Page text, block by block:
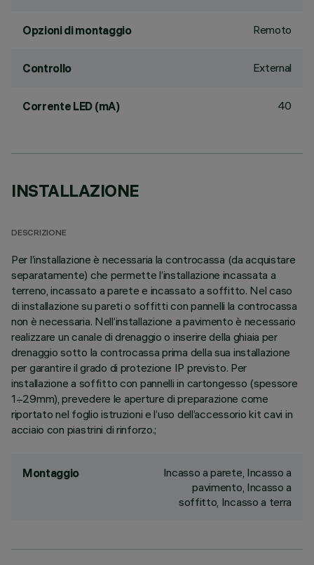
Opzioni di montaggio Remoto
Controllo External
Corrente LED (mA) 40
INSTALLAZIONE
DESCRIZIONE
Per l’installazione è necessaria la controcassa (da acquistare
separatamente) che permette l’installazione incassata a
terreno, incassato a parete e incassato a soffitto. Nel caso
di installazione su pareti o soffitti con pannelli la controcassa
non è necessaria. Nell’installazione a pavimento è necessario
realizzare un canale di drenaggio o inserire della ghiaia per
drenaggio sotto la controcassa prima della sua installazione
per garantire il grado di protezione IP previsto. Per
installazione a soffitto con pannelli in cartongesso (spessore
1÷29mm), prevedere le aperture di preparazione come
riportato nel foglio istruzioni e l’uso dell’accessorio kit cavi in
acciaio con piastrini di rinforzo.;
Montaggio
Incasso a parete, Incasso a
pavimento, Incasso a
soffitto, Incasso a terra